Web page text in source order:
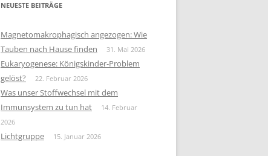
NEUESTE BEITRÄGE
Magnetomakrophagisch angezogen: Wie
Tauben nach Hause finden
31. Mai 2026
Eukaryogenese: Königskinder-Problem
gelöst?
22. Februar 2026
Was unser Stoffwechsel mit dem
Immunsystem zu tun hat
14. Februar
2026
Lichtgruppe 15. Januar 2026